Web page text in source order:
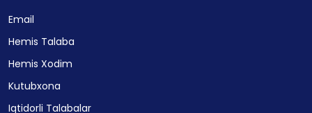
Email
Hemis Talaba
Hemis Xodim
Kutubxona
Iqtidorli Talabalar